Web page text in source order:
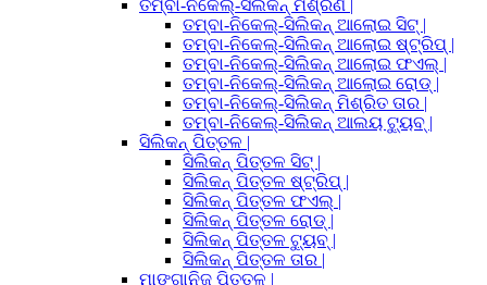
ତମ୍ବା-ନିକେଲ୍-ସିଲିକନ୍ ମିଶ୍ରଣ |
ତମ୍ବା-ନିକେଲ୍-ସିଲିକନ୍ ଆଲୋଇ ସିଟ୍ |
ତମ୍ବା-ନିକେଲ୍-ସିଲିକନ୍ ଆଲୋଇ ଷ୍ଟ୍ରିପ୍ |
ତମ୍ବା-ନିକେଲ୍-ସିଲିକନ୍ ଆଲୋଇ ଫଏଲ୍ |
ତମ୍ବା-ନିକେଲ୍-ସିଲିକନ୍ ଆଲୋଇ ରୋଡ୍ |
ତମ୍ବା-ନିକେଲ୍-ସିଲିକନ୍ ମିଶ୍ରିତ ତାର |
ତମ୍ବା-ନିକେଲ୍-ସିଲିକନ୍ ଆଲୟ ଟ୍ୟୁବ୍ |
ସିଲିକନ୍ ପିତ୍ତଳ |
ସିଲିକନ୍ ପିତ୍ତଳ ସିଟ୍ |
ସିଲିକନ୍ ପିତ୍ତଳ ଷ୍ଟ୍ରିପ୍ |
ସିଲିକନ୍ ପିତ୍ତଳ ଫଏଲ୍ |
ସିଲିକନ୍ ପିତ୍ତଳ ରୋଡ୍ |
ସିଲିକନ୍ ପିତ୍ତଳ ଟ୍ୟୁବ୍ |
ସିଲିକନ୍ ପିତ୍ତଳ ତାର |
ମାଙ୍ଗାନିଜ୍ ପିତ୍ତଳ |